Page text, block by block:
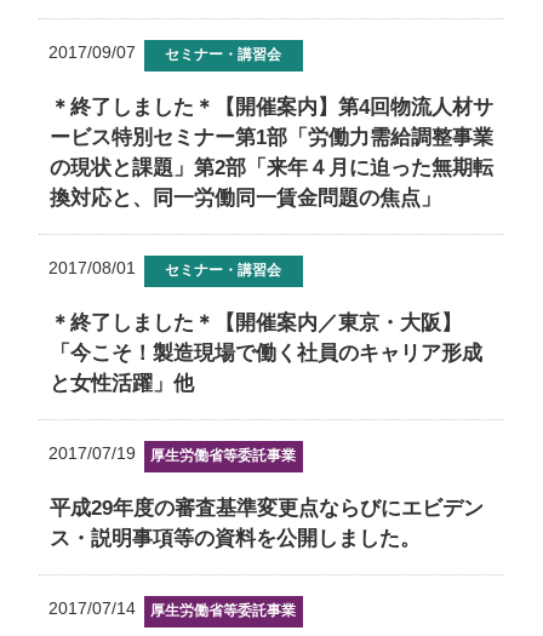
2017/09/07 セミナー・講習会
＊終了しました＊【開催案内】第4回物流人材サ
ービス特別セミナー第1部「労働力需給調整事業
の現状と課題」第2部「来年４月に迫った無期転
換対応と、同一労働同一賃金問題の焦点」
2017/08/01 セミナー・講習会
＊終了しました＊【開催案内／東京・大阪】
「今こそ！製造現場で働く社員のキャリア形成
と女性活躍」他
2017/07/19 厚生労働省等委託事業
平成29年度の審査基準変更点ならびにエビデン
ス・説明事項等の資料を公開しました。
2017/07/14 厚生労働省等委託事業